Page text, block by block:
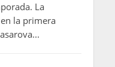
La
la primera